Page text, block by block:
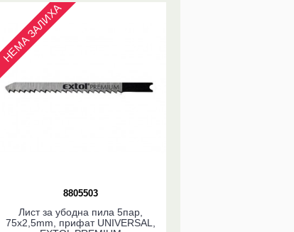
8805503
НЕМА ЗАЛИХА
Лист за убодна пила 5пар,
75x2,5mm, прифат UNIVERSAL,